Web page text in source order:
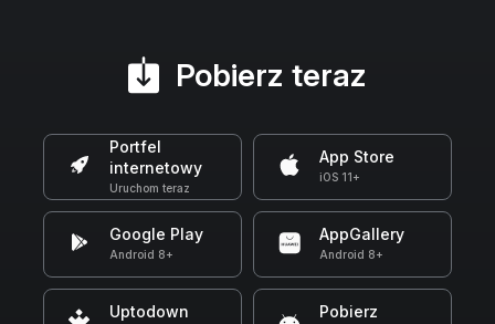
Pobierz teraz
Portfel
internetowy
Uruchom teraz
App Store
iOS 11+
Google Play
Android 8+
AppGallery
Android 8+
Uptodown Pobierz